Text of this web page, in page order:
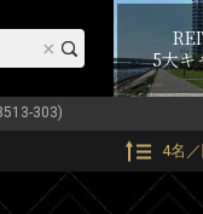
5大キ
303)
4名